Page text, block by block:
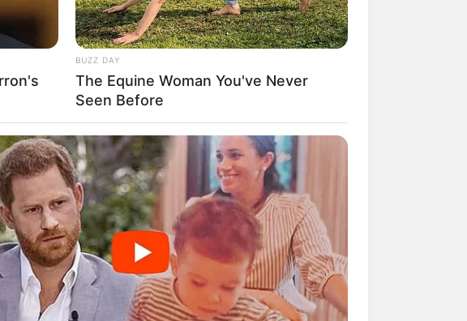
etwas darüber gebucht oder gekauft wird, ist das
BUZZ DAY
The Equine Woman You've Never
Seen Before
GLOBENOW
Ehemann knipst Foto – der
Hintergrund lässt alle erstarren